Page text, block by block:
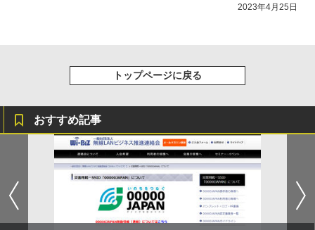
2023年4月25日
トップページに戻る
おすすめ記事